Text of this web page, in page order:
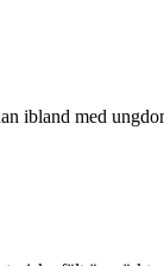
ibland med